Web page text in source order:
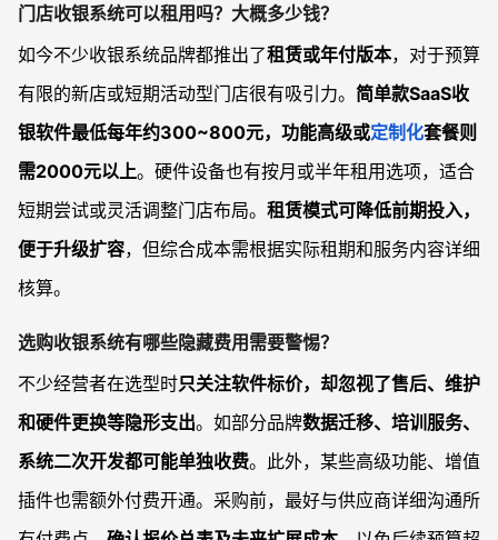
门店收银系统可以租用吗？大概多少钱？
如今不少收银系统品牌都推出了租赁或年付版本，对于预算
有限的新店或短期活动型门店很有吸引力。 简单款SaaS收
银软件最低每年约300~800元，功能高级或定制化套餐则
需2000元以上。硬件设备也有按月或半年租用选项，适合
短期尝试或灵活调整门店布局。 租赁模式可降低前期投入，
便于升级扩容，但综合成本需根据实际租期和服务内容详细
核算。
选购收银系统有哪些隐藏费用需要警惕？
不少经营者在选型时只关注软件标价，却忽视了售后、维护
和硬件更换等隐形支出。如部分品牌数据迁移、培训服务、
系统二次开发都可能单独收费。此外，某些高级功能、增值
插件也需额外付费开通。采购前，最好与供应商详细沟通所